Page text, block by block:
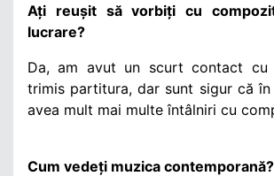
Ați reușit să vorbiți cu
lucrare?
Da, am avut un scurt contact cu
trimis partitura, dar sunt sigur că
avea mult mai multe întâlniri cu
Cum vedeți muzica contemporană?